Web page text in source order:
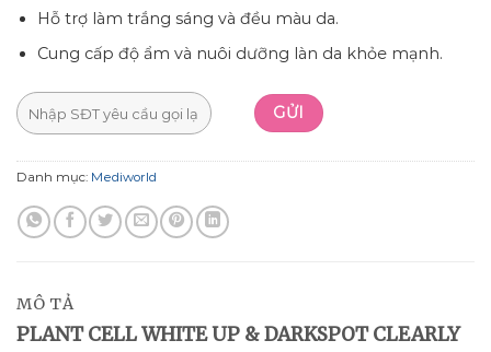
Hỗ trợ làm trắng sáng và đều màu da.
Cung cấp độ ẩm và nuôi dưỡng làn da khỏe mạnh.
Danh mục: Mediworld
MÔ TẢ
PLANT CELL WHITE UP & DARKSPOT CLEARLY